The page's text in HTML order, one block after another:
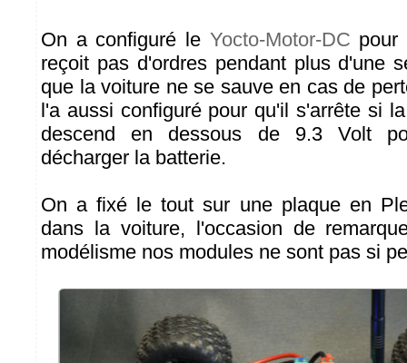
On a configuré le Yocto-Motor-DC pour
reçoit pas d'ordres pendant plus d'une
que la voiture ne se sauve en cas de
l'a aussi configuré pour qu'il s'arrête si
descend en dessous de 9.3 Volt
décharger la batterie.
On a fixé le tout sur une plaque en
dans la voiture, l'occasion de
modélisme nos modules ne sont pas si